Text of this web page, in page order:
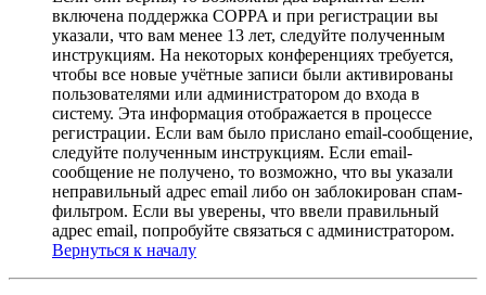
включена поддержка COPPA и при регистрации вы
указали, что вам менее 13 лет, следуйте полученным
инструкциям. На некоторых конференциях требуется,
чтобы все новые учётные записи были активированы
пользователями или администратором до входа в
систему. Эта информация отображается в процессе
регистрации. Если вам было прислано email-сообщение,
следуйте полученным инструкциям. Если email-
сообщение не получено, то возможно, что вы указали
неправильный адрес email либо он заблокирован спам-
фильтром. Если вы уверены, что ввели правильный
адрес email, попробуйте связаться с администратором.
Вернуться к началу